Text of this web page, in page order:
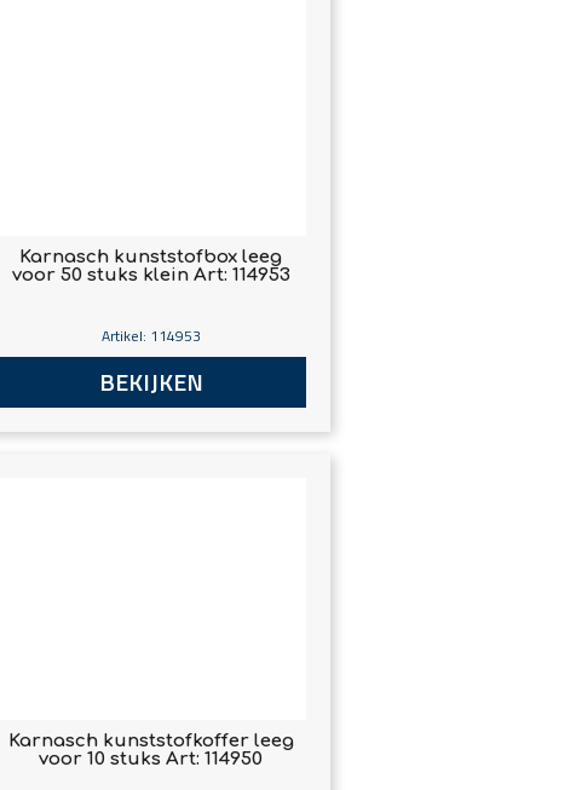
Karnasch kunststofbox leeg
voor 50 stuks klein Art: 114953
Artikel: 114953
BEKIJKEN
Karnasch kunststofkoffer leeg
voor 10 stuks Art: 114950